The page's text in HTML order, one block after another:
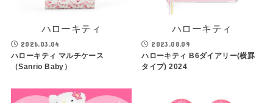
ハローキティ
2026.03.04
ハローキティ マルチケース
（Sanrio Baby）
ハローキティ
2023.08.09
ハローキティ B6ダイアリー(横罫
タイプ) 2024